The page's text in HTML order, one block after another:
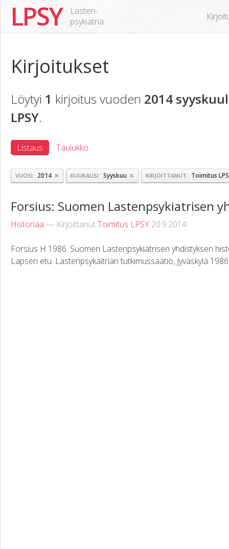
LPSY
Lasten-
psykiatria
Kirjoitukset
Löytyi 1 kirjoitus vuoden 2014
LPSY.
Listaus Taulukko
VUOSI 2014 × KUUKAUSI Syyskuu × KIRJOITTANUT Toimitus
Forsius: Suomen Lastenpsykiatrisen
Historiaa — KirjoittanutToimitus LPSY 20.9.2014
Forsius H 1986. Suomen Lastenpsykiatrisen yhdistyksen
Lapsen etu. Lastenpsykaitrian tutkimussäätiö, Jyväskylä